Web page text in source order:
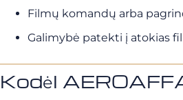
Filmų komandų arba
Galimybė patekti į atokias
Kodėl